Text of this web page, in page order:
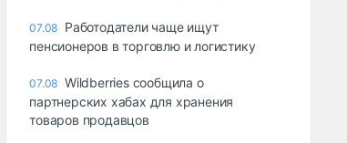
07.08 Работодатели чаще ищут
пенсионеров в торговлю и логистику
07.08 Wildberries сообщила о
партнерских хабах для хранения
товаров продавцов